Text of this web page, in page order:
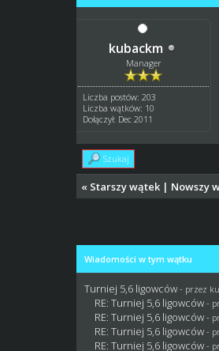
kubackm
Manager
Liczba postów: 203
Liczba wątków: 10
Dołączył: Dec 2011
Szukaj
« Starszy wątek | Nowszy
Wiadomości w tym wątku
Turniej 5,6 ligowców - przez
RE: Turniej 5,6 ligowców -
RE: Turniej 5,6 ligowców -
RE: Turniej 5,6 ligowców -
RE: Turniej 5,6 ligowców -